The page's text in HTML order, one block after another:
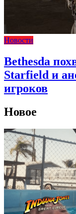
Новости
Bethesda
Starfield и
игроков
Новое